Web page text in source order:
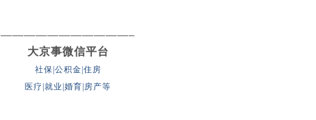
———————————–
大京事微信平台
社保|公积金|住房
医疗|就业|婚育|房产等